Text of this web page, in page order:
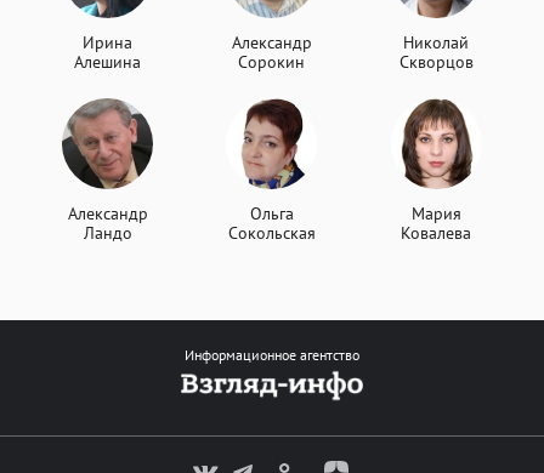
Ирина
Алешина
Александр
Сорокин
Николай
Скворцов
Александр
Ландо
Ольга
Сокольская
Мария
Ковалева
Информационное агентство